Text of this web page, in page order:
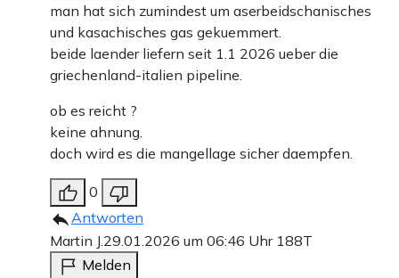
man hat sich zumindest um aserbeidschanisches
und kasachisches gas gekuemmert.
beide laender liefern seit 1.1 2026 ueber die
griechenland-italien pipeline.
ob es reicht ?
keine ahnung.
doch wird es die mangellage sicher daempfen.
0
Antworten
Martin J.29.01.2026 um 06:46 Uhr 188T
Melden